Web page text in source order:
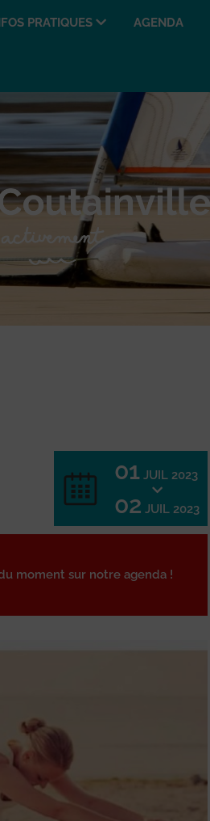
PRATIQUES AGENDA
01 JUIL 2023
02 JUIL 2023
moment sur notre agenda !